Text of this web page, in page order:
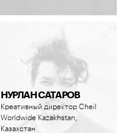
НУРЛАН САТАРОВ
Креативный директор Cheil
Worldwide Kazakhstan,
Казахстан